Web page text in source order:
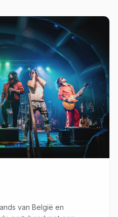
van België en